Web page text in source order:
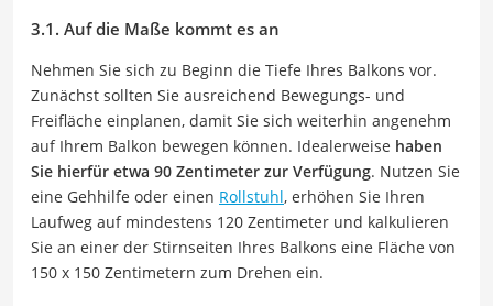
3.1. Auf die Maße kommt es an
Nehmen Sie sich zu Beginn die Tiefe Ihres Balkons vor.
Zunächst sollten Sie ausreichend Bewegungs- und
Freifläche einplanen, damit Sie sich weiterhin angenehm
auf Ihrem Balkon bewegen können. Idealerweise haben
Sie hierfür etwa 90 Zentimeter zur Verfügung. Nutzen Sie
eine Gehhilfe oder einen Rollstuhl, erhöhen Sie Ihren
Laufweg auf mindestens 120 Zentimeter und kalkulieren
Sie an einer der Stirnseiten Ihres Balkons eine Fläche von
150 x 150 Zentimetern zum Drehen ein.